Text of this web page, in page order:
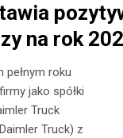
na rok
pełnym roku
jako spółki
Truck
Truck) z